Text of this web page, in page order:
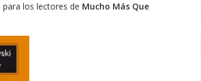
los lectores de Mucho Más Que